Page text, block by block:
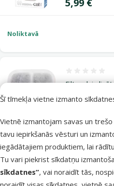
Šī tīmekļa vietne izmanto
Vietnē izmantojam savas un
tavu iepirkšanās vēsturi un
iegādātajiem produktiem, lai
Tu vari piekrist sīkdatņu
sīkdatnes”, vai noraidīt tās,
Noliktavā
Filtrs
Filter
Noliktavā
Atsauksmes